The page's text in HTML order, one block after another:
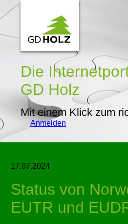
Die
GD Holz
Mit einem Klick zum
Anmelden
17.07.2024
Status von
EUTR und